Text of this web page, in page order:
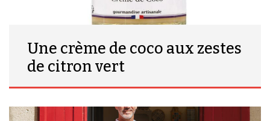
Une crème de coco aux zestes
de citron vert